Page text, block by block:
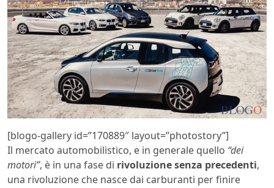
[blogo-gallery id=”170889″ layout=”photostory”]
Il mercato automobilistico, e in generale quello “dei
motori”, è in una fase di rivoluzione senza precedenti,
una rivoluzione che nasce dai carburanti per finire